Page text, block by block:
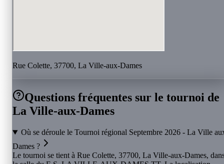
Rue Colette, 37700, La Ville-aux-Dames
Questions fréquentes sur le tournoi de
La Ville-aux-Dames
Où se déroule le Tournoi régional Septembre 2026 - La Ville
Dames ?
Le tournoi se tient à Rue Colette, 37700, La Ville-aux-Dames,